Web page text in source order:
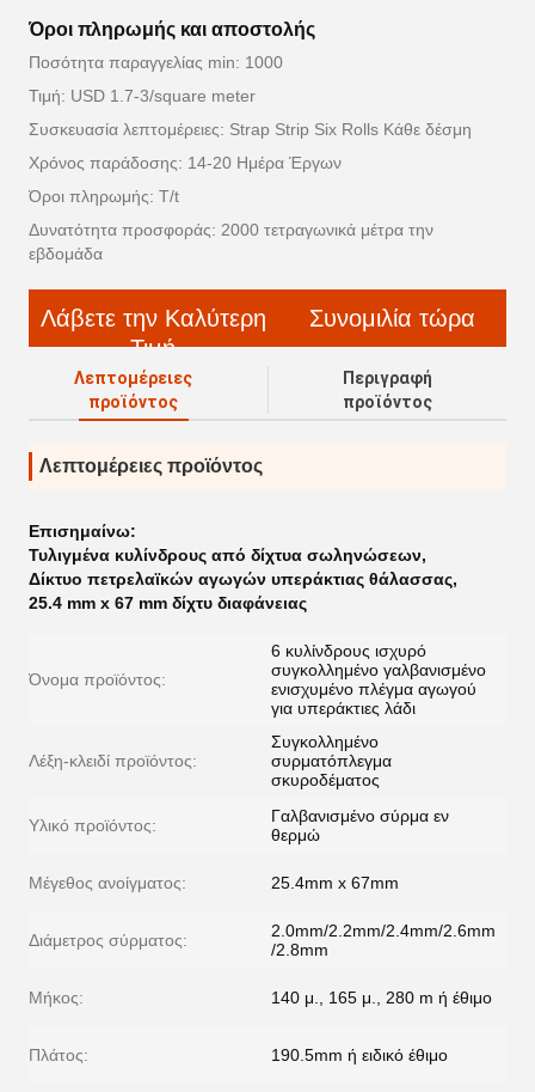
Όροι πληρωμής και αποστολής
Ποσότητα παραγγελίας min: 1000
Τιμή: USD 1.7-3/square meter
Συσκευασία λεπτομέρειες: Strap Strip Six Rolls Κάθε δέσμη
Χρόνος παράδοσης: 14-20 Ημέρα Έργων
Όροι πληρωμής: T/t
Δυνατότητα προσφοράς: 2000 τετραγωνικά μέτρα την
εβδομάδα
Λάβετε την Καλύτερη
Τιμή
Συνομιλία τώρα
Λεπτομέρειες
προϊόντος
Περιγραφή
προϊόντος
Λεπτομέρειες προϊόντος
Επισημαίνω:
Τυλιγμένα κυλίνδρους από δίχτυα σωληνώσεων,
Δίκτυο πετρελαϊκών αγωγών υπεράκτιας θάλασσας,
25.4 mm x 67 mm δίχτυ διαφάνειας
Όνομα προϊόντος:
6 κυλίνδρους ισχυρό
συγκολλημένο γαλβανισμένο
ενισχυμένο πλέγμα αγωγού
για υπεράκτιες λάδι
Λέξη-κλειδί προϊόντος:
Συγκολλημένο
συρματόπλεγμα
σκυροδέματος
Υλικό προϊόντος:
Γαλβανισμένο σύρμα εν
θερμώ
Μέγεθος ανοίγματος: 25.4mm x 67mm
Διάμετρος σύρματος:
2.0mm/2.2mm/2.4mm/2.6mm
/2.8mm
Μήκος: 140 μ., 165 μ., 280 m ή έθιμο
Πλάτος: 190.5mm ή ειδικό έθιμο